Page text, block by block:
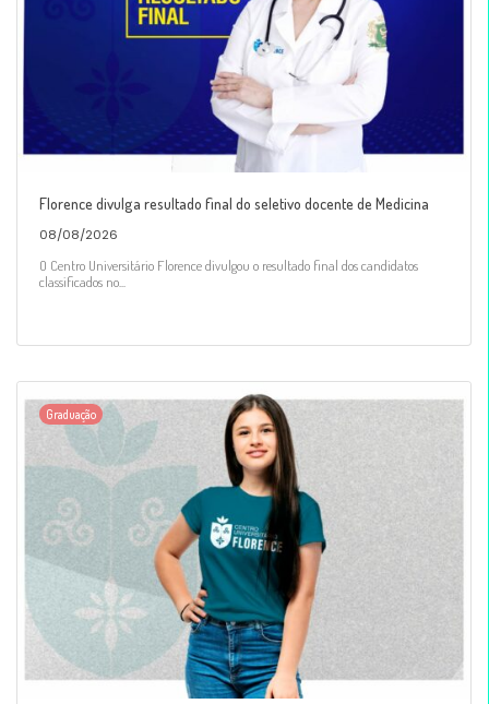
Florence divulga resultado final do seletivo docente de Medicina
08/08/2026
O Centro Universitário Florence divulgou o resultado final dos candidatos
classificados no...
Graduação